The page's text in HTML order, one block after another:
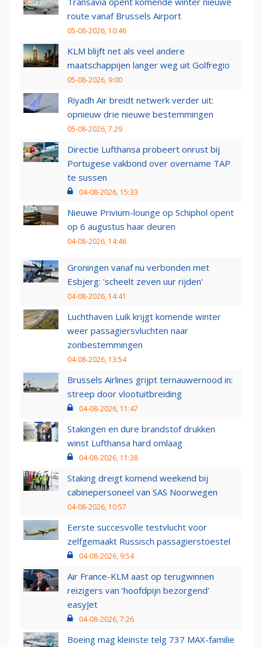
route vanaf Brussels Airport
05-08-2026, 10:46
KLM blijft net als veel andere
maatschappijen langer weg uit Golfregio
05-08-2026, 9:00
Riyadh Air breidt netwerk verder uit:
opnieuw drie nieuwe bestemmingen
05-08-2026, 7:29
Directie Lufthansa probeert onrust bij
Portugese vakbond over overname TAP
te sussen
04-08-2026, 15:33
Nieuwe Privium-lounge op Schiphol opent
op 6 augustus haar deuren
04-08-2026, 14:46
Groningen vanaf nu verbonden met
Esbjerg: 'scheelt zeven uur rijden'
04-08-2026, 14:41
Luchthaven Luik krijgt komende winter
weer passagiersvluchten naar
zonbestemmingen
04-08-2026, 13:54
Brussels Airlines grijpt ternauwernood in:
streep door vlootuitbreiding
04-08-2026, 11:47
Stakingen en dure brandstof drukken
winst Lufthansa hard omlaag
04-08-2026, 11:38
Staking dreigt komend weekend bij
cabinepersoneel van SAS Noorwegen
04-08-2026, 10:57
Eerste succesvolle testvlucht voor
zelfgemaakt Russisch passagierstoestel
04-08-2026, 9:54
Air France-KLM aast op terugwinnen
reizigers van ‘hoofdpijn bezorgend’
easyJet
04-08-2026, 7:26
Boeing mag kleinste telg 737 MAX-familie